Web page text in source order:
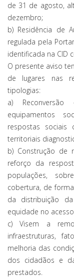
de 31 de agosto,
dezembro;
b) Residência de
regulada pela
identificada na CID
O presente aviso
de lugares nas
tipologias:
a)
equipamentos
respostas sociais
territoriais
b) Construção de
reforço da
populações,
cobertura, de
da distribuição
equidade no
c) Visem a
infraestruturas,
melhoria das
dos cidadãos e
prestados.